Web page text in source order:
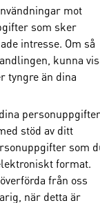
mot
som sker
intresse. Om så
kunna
tyngre än dina
personuppgifter
stöd av ditt
som
format.
från oss
när detta är